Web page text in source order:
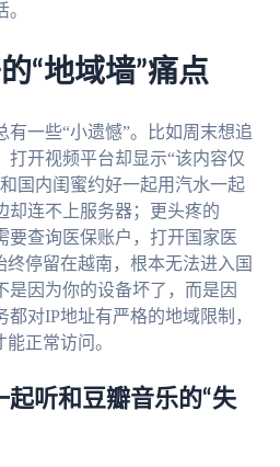
“地域墙”痛点
有一些“小遗憾”。比如周末想追
打开视频平台却显示“该内容仅
国内闺蜜约好一起用汽水一起
却连不上服务器；更头疼的
要查询医保账户，打开国家医
终停留在越南，根本无法进入国
是因为你的设备坏了，而是因
对IP地址有严格的地域限制，
正常访问。
起听和豆瓣音乐的“失